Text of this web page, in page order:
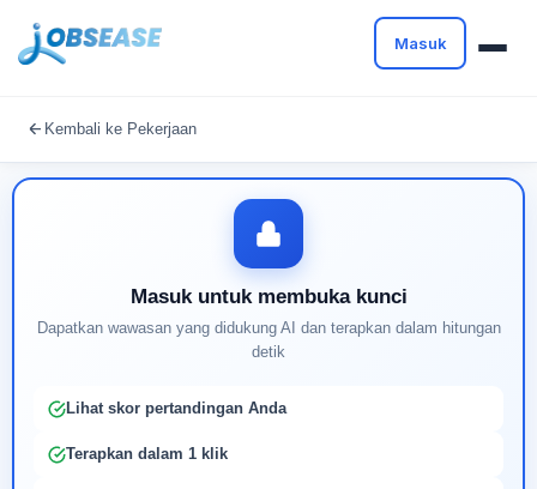
Masuk
Kembali ke Pekerjaan
Masuk untuk membuka kunci
Dapatkan wawasan yang didukung AI dan terapkan dalam hitungan
detik
Lihat skor pertandingan Anda
Terapkan dalam 1 klik
Buat profil Anda untuk membuka kunci pencocokan